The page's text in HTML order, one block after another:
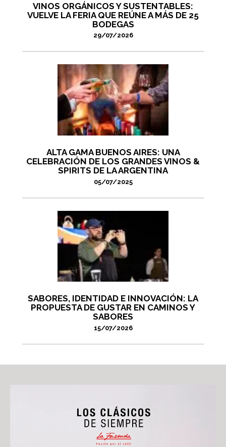
VINOS ORGÁNICOS Y SUSTENTABLES:
VUELVE LA FERIA QUE REÚNE A MÁS DE 25
BODEGAS
29/07/2026
ALTA GAMA BUENOS AIRES: UNA
CELEBRACIÓN DE LOS GRANDES VINOS &
SPIRITS DE LA ARGENTINA
05/07/2025
SABORES, IDENTIDAD E INNOVACIÓN: LA
PROPUESTA DE GUSTAR EN CAMINOS Y
SABORES
15/07/2026